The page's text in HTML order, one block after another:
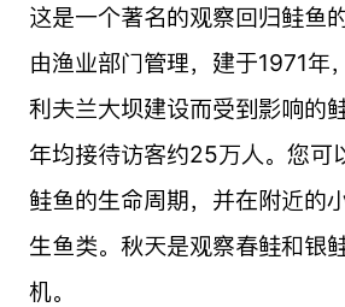
这是一个著名的观察回归鲑鱼
由渔业部门管理，建于1971年
利夫兰大坝建设而受到影响的
年均接待访客约25万人。您可
鲑鱼的生命周期，并在附近的
生鱼类。秋天是观察春鲑和银
机。